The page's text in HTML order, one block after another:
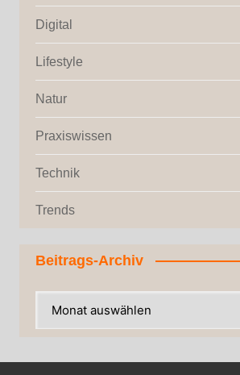
Digital
Lifestyle
Natur
Praxiswissen
Technik
Trends
Beitrags-Archiv